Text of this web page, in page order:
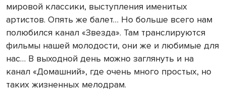
мировой классики, выступления именитых
артистов. Опять же балет… Но больше всего нам
полюбился канал «Звезда». Там транслируются
фильмы нашей молодости, они же и любимые для
нас… В выходной день можно заглянуть и на
канал «Домашний», где очень много простых, но
таких жизненных мелодрам.